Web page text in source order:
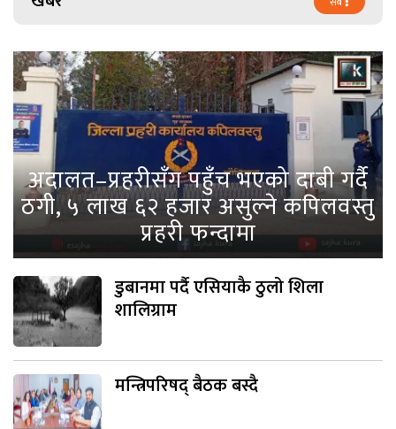
अदालत–प्रहरीसँग पहुँच भएको दाबी गर्दै
ठगी, ५ लाख ६२ हजार असुल्ने कपिलवस्तु
प्रहरी फन्दामा
डुबानमा पर्दै एसियाकै ठुलो शिला
शालिग्राम
मन्त्रिपरिषद् बैठक बस्दै